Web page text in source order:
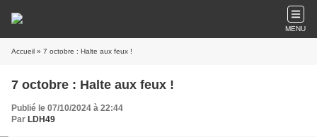
MENU
Accueil » 7 octobre : Halte aux feux !
7 octobre : Halte aux feux !
Publié le 07/10/2024 à 22:44
Par LDH49